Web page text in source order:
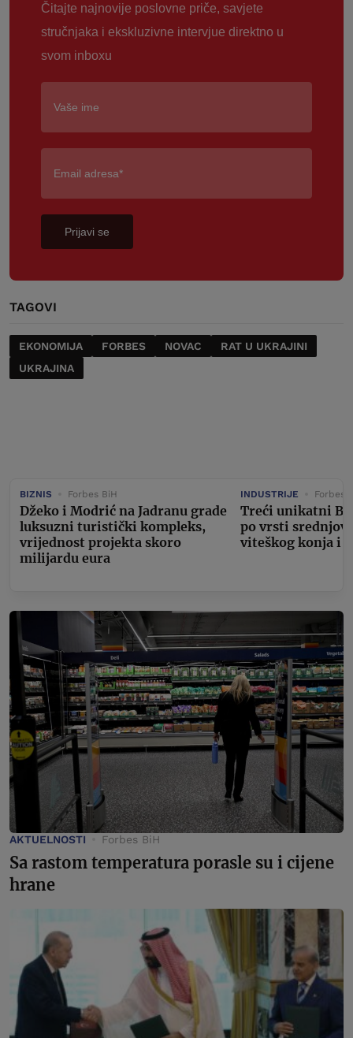
Čitajte najnovije poslovne priče, savjete
stručnjaka i ekskluzivne intervjue direktno u
svom inboxu
Prijavi se
TAGOVI
EKONOMIJA FORBES NOVAC
RAT U UKRAJINI
UKRAJINA
BIZNIS Forbes BiH
Džeko i Modrić na Jadranu grade
luksuzni turistički kompleks,
vrijednost projekta skoro
milijardu eura
INDUSTRIJE Forbes
Treći unikatni
po vrsti
viteškog konja i
AKTUELNOSTI Forbes BiH
Sa rastom temperatura porasle su i cijene
hrane